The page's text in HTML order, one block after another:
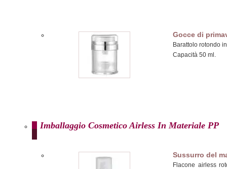
Gocce di
Barattolo rotondo
Capacità 50 ml.
Imballaggio Cosmetico Airless In Materiale PP
Sussurro del
Flacone airless